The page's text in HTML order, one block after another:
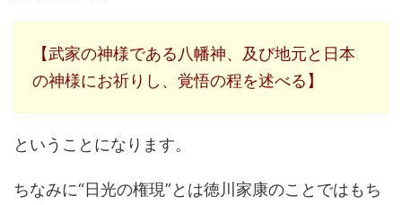
【武家の神様である八幡神、及び地元と日本
の神様にお祈りし、覚悟の程を述べる】
ということになります。
ちなみに“日光の権現”とは徳川家康のことではもち